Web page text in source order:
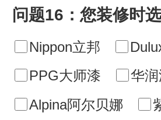
问题16：您装修时
Nippon立邦
PPG大师漆
华
Alpina阿尔贝娜